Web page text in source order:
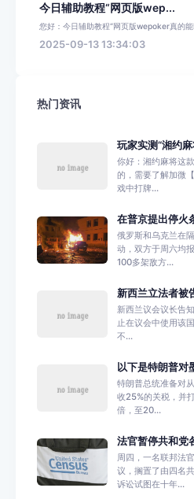
今日辅助教程“网页版wep...
您好：今日辅助教程“网页版wepoker真的
2025-09-13 13:34:03
热门资讯
玩家实测“湘约
你好：湘约麻将这
的，需要了解加微
戏中打牌...
在普京提出停火
俄罗斯和乌克兰在
动，双方于周六均
100多架敌方...
新西兰立法者被
新西兰议会议长告
止在议会中使用该
不...
以下是特朗普对
特朗普总统准备对
收25%的关税，并
倍，至20...
法官暂停共和党
周四，一名联邦法
议，搁置了由四名
诉讼试图在十年...